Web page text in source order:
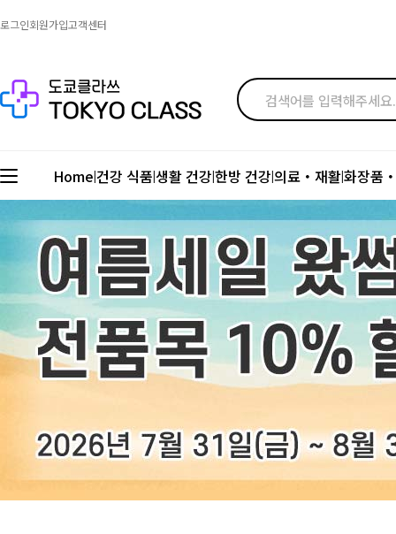
로그인회원가입고객센터
Home|건강 식품|생활 건강|한방 건강|의료・재활|화장품